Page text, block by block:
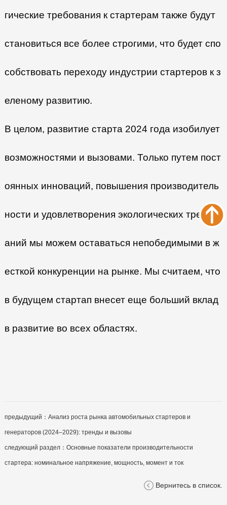
гические требования к стартерам также будут
становиться все более строгими, что будет спо
собствовать переходу индустрии стартеров к з
еленому развитию.
В целом, развитие старта 2024 года изобилует
возможностями и вызовами. Только путем пост
оянных инноваций, повышения производитель
ности и удовлетворения экологических требов
аний мы можем оставаться непобедимыми в ж
есткой конкуренции на рынке. Мы считаем, что
в будущем стартап внесет еще больший вклад
в развитие во всех областях.
предыдущий： Анализ роста рынка автомобильных стартеров и
генераторов (2024–2029): тренды и вызовы
следующий раздел： Основные показатели производительности
стартера: номинальное напряжение, мощность, момент и ток
Вернитесь в список.